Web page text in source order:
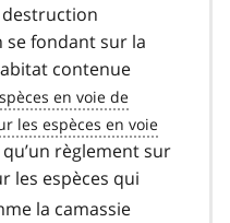
destruction
se fondant sur la
contenue
qu’un règlement sur
les espèces qui
la camassie